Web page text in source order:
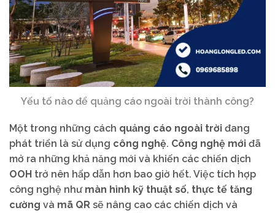
Yếu tố nào để quảng cáo ngoài trời thành công?
Một trong những cách quảng cáo ngoài trời đang
phát triển là sử dụng công nghệ. Công nghệ mới đã
mở ra những khả năng mới và khiến các chiến dịch
OOH trở nên hấp dẫn hơn bao giờ hết. Việc tích hợp
công nghệ như màn hình kỹ thuật số, thực tế tăng
cường và mã QR sẽ nâng cao các chiến dịch và